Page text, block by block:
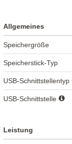
Allgemeines
Speichergröße
Speicherstick-Typ
USB-Schnittstellentyp
USB-Schnittstelle
Leistung